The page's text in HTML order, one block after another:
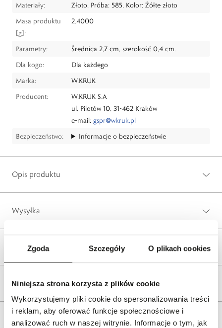
Zgoda Szczegóły O plikach cookies
Niniejsza strona korzysta z plików cookie
Wykorzystujemy pliki cookie do spersonalizowania treści
i reklam, aby oferować funkcje społecznościowe i
analizować ruch w naszej witrynie. Informacje o tym, jak
Materiały:
Złoto, Próba: 585, Kolor: Żółte złoto
Masa produktu
[g]:
2.4000
Parametry:
Średnica 2,7 cm, szerokość 0,4 cm.
Dla kogo:
Dla każdego
Marka:
W.KRUK
Producent:
W.KRUK S.A
ul. Pilotów 10, 31-462 Kraków
e-mail: gspr@wkruk.pl
Bezpieczeństwo:
Informacje o bezpieczeństwie
Opis produktu
Wysyłka
Reklamacje i zwroty
Tagi